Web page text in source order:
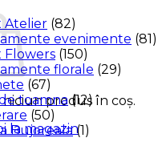
niciun produs în coș.
la magazin
Atelier (82)
evenimente (81)
Flowers (150)
florale (29)
(67)
toamna (12)
(50)
Bujoreala (1)